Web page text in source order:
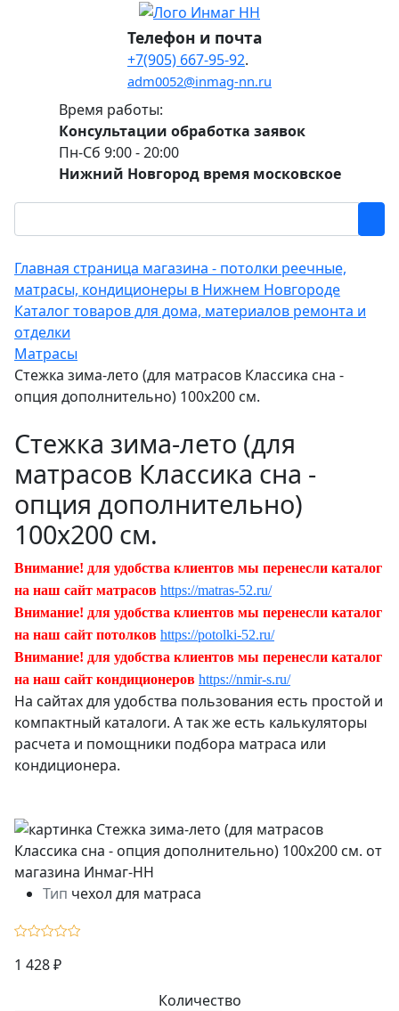
Телефон и почта
+7(905) 667-95-92.
adm0052@inmag-nn.ru
Время работы:
Консультации обработка заявок
Пн-Сб 9:00 - 20:00
Нижний Новгород время московское
Главная страница магазина - потолки реечные,
матрасы, кондиционеры в Нижнем Новгороде
Каталог товаров для дома, материалов ремонта и
отделки
Матрасы
Стежка зима-лето (для матрасов Классика сна -
опция дополнительно) 100х200 см.
Стежка зима-лето (для
матрасов Классика сна -
опция дополнительно)
100х200 см.
Внимание! для удобства клиентов мы перенесли каталог
на наш сайт матрасов https://matras-52.ru/
Внимание! для удобства клиентов мы перенесли каталог
на наш сайт потолков https://potolki-52.ru/
Внимание! для удобства клиентов мы перенесли каталог
на наш сайт кондиционеров https://nmir-s.ru/
На сайтах для удобства пользования есть простой и
компактный каталоги. А так же есть калькуляторы
расчета и помощники подбора матраса или
кондиционера.
Тип чехол для матраса
1 428 ₽
Количество